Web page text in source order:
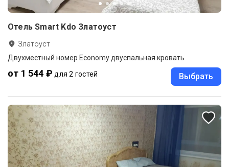
Отель Smart Kdo Златоуст
Златоуст
Двухместный номер Economy двуспальная кровать
от 1 544 ₽ для 2 гостей Выбрать